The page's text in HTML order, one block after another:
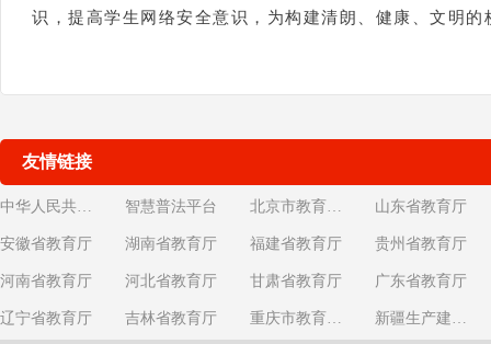
识，提高学生网络安全意识，为构建清朗、健康、文明
友情链接
中华人民共和国教育部 智慧普法平台 北京市教育委员会 山东省教育厅
安徽省教育厅 湖南省教育厅 福建省教育厅 贵州省教育厅
河南省教育厅 河北省教育厅 甘肃省教育厅 广东省教育厅
辽宁省教育厅 吉林省教育厅 重庆市教育委员会 新疆生产建设兵团教育局